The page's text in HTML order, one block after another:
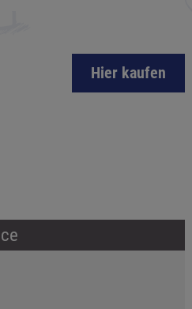
Hier kaufen